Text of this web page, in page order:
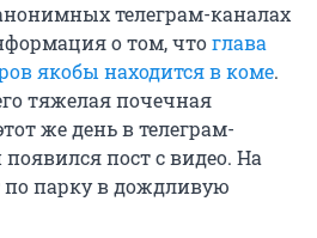
телеграм-каналах
о том, чтоглава
якобы находится в коме.
тяжелая почечная
же день в телеграм-
пост с видео. На
парку в дождливую